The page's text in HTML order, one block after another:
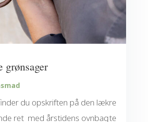
grønsager
du opskriften på den lækre
ret med årstidens ovnbagte